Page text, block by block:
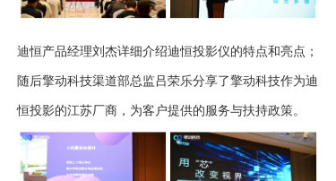
迪恒产品经理刘杰详细介绍迪恒投影仪的特点和亮点；
随后擎动科技渠道部总监吕荣乐分享了擎动科技作为迪
恒投影的江苏厂商，为客户提供的服务与扶持政策。